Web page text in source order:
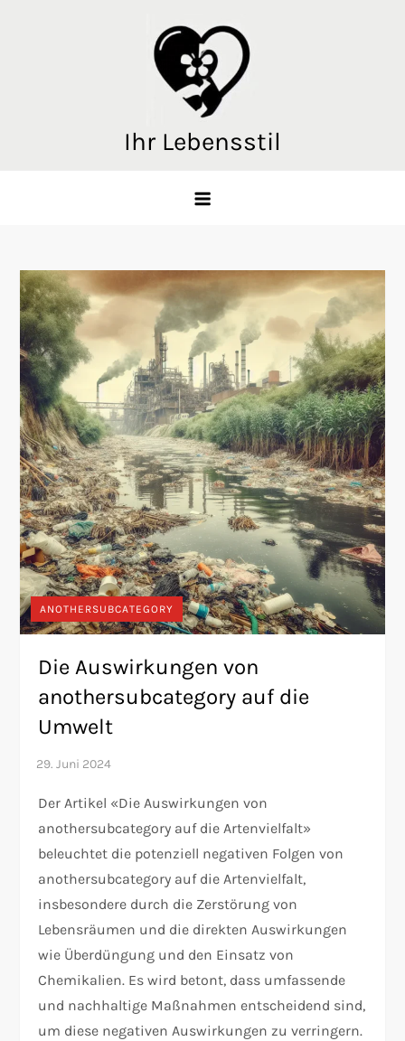
Ihr Lebensstil
ANOTHERSUBCATEGORY
Die Auswirkungen von
anothersubcategory auf die
Umwelt
Der Artikel «Die Auswirkungen von
anothersubcategory auf die Artenvielfalt»
beleuchtet die potenziell negativen Folgen von
anothersubcategory auf die Artenvielfalt,
insbesondere durch die Zerstörung von
Lebensräumen und die direkten Auswirkungen
wie Überdüngung und den Einsatz von
Chemikalien. Es wird betont, dass umfassende
und nachhaltige Maßnahmen entscheidend sind,
um diese negativen Auswirkungen zu verringern.